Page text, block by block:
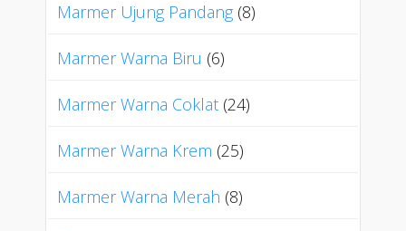
Marmer Ujung Pandang (8)
Marmer Warna Biru (6)
Marmer Warna Coklat (24)
Marmer Warna Krem (25)
Marmer Warna Merah (8)